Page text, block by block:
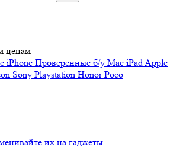
ценам
iPhone Проверенные б/у Mac iPadApple
Sony Playstation HonorPoco
их на гаджеты